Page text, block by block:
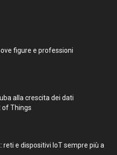
figure e professioni
alla crescita dei dati
of Things
reti e dispositivi IoT sempre più a